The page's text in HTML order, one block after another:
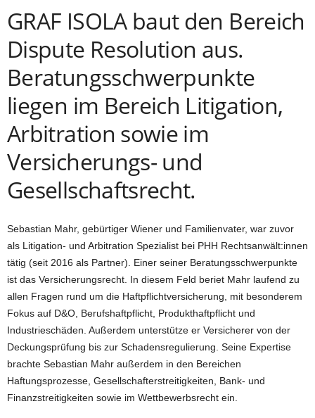
GRAF ISOLA baut den Bereich
Dispute Resolution aus.
Beratungsschwerpunkte
liegen im Bereich Litigation,
Arbitration sowie im
Versicherungs- und
Gesellschaftsrecht.
Sebastian Mahr, gebürtiger Wiener und Familienvater, war zuvor
als Litigation- und Arbitration Spezialist bei PHH Rechtsanwält:innen
tätig (seit 2016 als Partner). Einer seiner Beratungsschwerpunkte
ist das Versicherungsrecht. In diesem Feld beriet Mahr laufend zu
allen Fragen rund um die Haftpflichtversicherung, mit besonderem
Fokus auf D&O, Berufshaftpflicht, Produkthaftpflicht und
Industrieschäden. Außerdem unterstütze er Versicherer von der
Deckungsprüfung bis zur Schadensregulierung. Seine Expertise
brachte Sebastian Mahr außerdem in den Bereichen
Haftungsprozesse, Gesellschafterstreitigkeiten, Bank- und
Finanzstreitigkeiten sowie im Wettbewerbsrecht ein.